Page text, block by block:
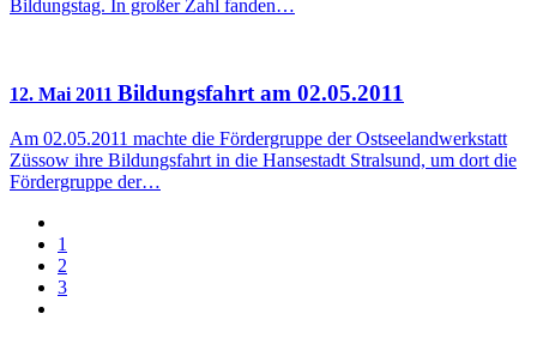
Bildungstag. In großer Zahl fanden…
12. Mai 2011 Bildungsfahrt am 02.05.2011
Am 02.05.2011 machte die Fördergruppe der Ostseelandwerkstatt
Züssow ihre Bildungsfahrt in die Hansestadt Stralsund, um dort die
Fördergruppe der…
1
2
3